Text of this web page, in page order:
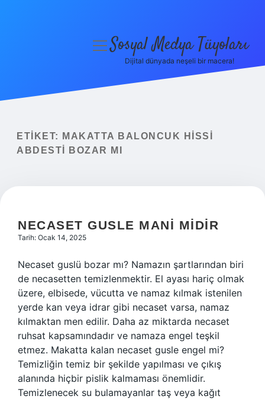
Yasal Uyarı
menüyüSosyal Medya Tüyoları
Dijital dünyada neşeli bir macera!
ETIKET:
MAKATTA BALONCUK HISSI
ABDESTI BOZAR MI
NECASET GUSLE MANI MIDIR
Tarih: Ocak 14, 2025
Necaset guslü bozar mı? Namazın şartlarından biri
de necasetten temizlenmektir. El ayası hariç olmak
üzere, elbisede, vücutta ve namaz kılmak istenilen
yerde kan veya idrar gibi necaset varsa, namaz
kılmaktan men edilir. Daha az miktarda necaset
ruhsat kapsamındadır ve namaza engel teşkil
etmez. Makatta kalan necaset gusle engel mi?
Temizliğin temiz bir şekilde yapılması ve çıkış
alanında hiçbir pislik kalmaması önemlidir.
Temizlenecek su bulamayanlar taş veya kağıt